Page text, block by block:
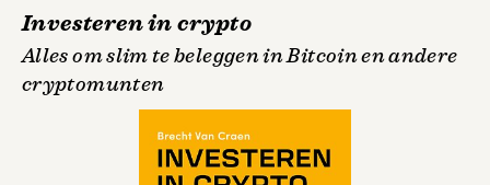
Investeren in crypto
Alles om slim te beleggen in Bitcoin en andere
cryptomunten